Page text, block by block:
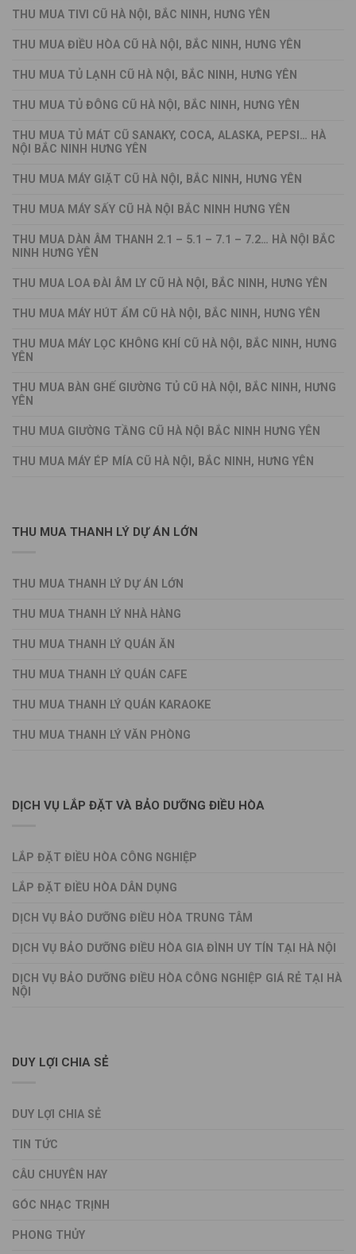
THU MUA TIVI CŨ HÀ NỘI, BẮC NINH, HƯNG YÊN
THU MUA ĐIỀU HÒA CŨ HÀ NỘI, BẮC NINH, HƯNG YÊN
THU MUA TỦ LẠNH CŨ HÀ NỘI, BẮC NINH, HƯNG YÊN
THU MUA TỦ ĐÔNG CŨ HÀ NỘI, BẮC NINH, HƯNG YÊN
THU MUA TỦ MÁT CŨ SANAKY, COCA, ALASKA, PEPSI… HÀ
NỘI BẮC NINH HƯNG YÊN
THU MUA MÁY GIẶT CŨ HÀ NỘI, BẮC NINH, HƯNG YÊN
THU MUA MÁY SẤY CŨ HÀ NỘI BẮC NINH HƯNG YÊN
THU MUA DÀN ÂM THANH 2.1 – 5.1 – 7.1 – 7.2… HÀ NỘI BẮC
NINH HƯNG YÊN
THU MUA LOA ĐÀI ÂM LY CŨ HÀ NỘI, BẮC NINH, HƯNG YÊN
THU MUA MÁY HÚT ẨM CŨ HÀ NỘI, BẮC NINH, HƯNG YÊN
THU MUA MÁY LỌC KHÔNG KHÍ CŨ HÀ NỘI, BẮC NINH, HƯNG
YÊN
THU MUA BÀN GHẾ GIƯỜNG TỦ CŨ HÀ NỘI, BẮC NINH, HƯNG
YÊN
THU MUA GIƯỜNG TẦNG CŨ HÀ NỘI BẮC NINH HƯNG YÊN
THU MUA MÁY ÉP MÍA CŨ HÀ NỘI, BẮC NINH, HƯNG YÊN
THU MUA THANH LÝ DỰ ÁN LỚN
THU MUA THANH LÝ DỰ ÁN LỚN
THU MUA THANH LÝ NHÀ HÀNG
THU MUA THANH LÝ QUÁN ĂN
THU MUA THANH LÝ QUÁN CAFE
THU MUA THANH LÝ QUÁN KARAOKE
THU MUA THANH LÝ VĂN PHÒNG
DỊCH VỤ LẮP ĐẶT VÀ BẢO DƯỠNG ĐIỀU HÒA
LẮP ĐẶT ĐIỀU HÒA CÔNG NGHIỆP
LẮP ĐẶT ĐIỀU HÒA DÂN DỤNG
DỊCH VỤ BẢO DƯỠNG ĐIỀU HÒA TRUNG TÂM
DỊCH VỤ BẢO DƯỠNG ĐIỀU HÒA GIA ĐÌNH UY TÍN TẠI HÀ NỘI
DỊCH VỤ BẢO DƯỠNG ĐIỀU HÒA CÔNG NGHIỆP GIÁ RẺ TẠI HÀ
NỘI
DUY LỢI CHIA SẺ
DUY LỢI CHIA SẺ
TIN TỨC
CÂU CHUYÊN HAY
GÓC NHẠC TRỊNH
PHONG THỦY